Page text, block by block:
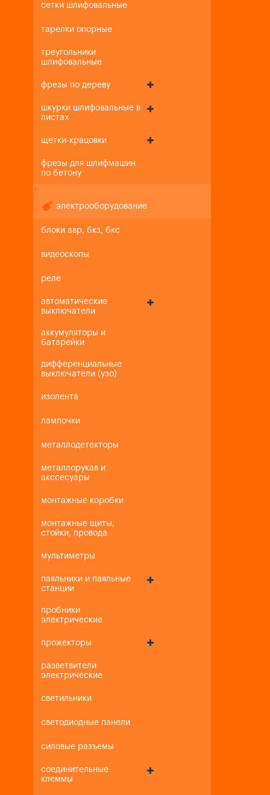
сетки шлифовальные
тарелки опорные
треугольники
шлифовальные
фрезы по дереву
шкурки шлифовальные в
листах
щетки-крацовки
фрезы для шлифмашин
по бетону
+-
электрооборудование
блоки авр, бкз, бкс
видеоскопы
реле
автоматические
выключатели
аккумуляторы и
батарейки
дифференциальные
выключатели (узо)
изолента
лампочки
металлодетекторы
металлорукав и
акссесуары
монтажные коробки
монтажные щиты,
стойки, провода
мультиметры
паяльники и паяльные
станции
пробники
электрические
прожекторы
разветвители
электрические
светильники
светодиодные панели
силовые разъемы
соединительные
клеммы